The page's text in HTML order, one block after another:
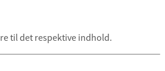
til det respektive indhold.